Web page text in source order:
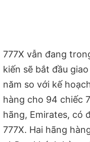
777X vẫn đang
kiến ​​sẽ bắt đầu
năm so với kế
hàng cho 94 chiếc
hãng, Emirates, có
777X. Hai hãng